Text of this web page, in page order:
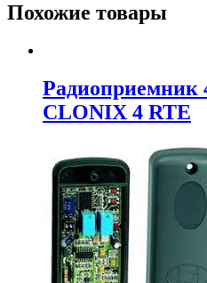
Похожие товары
Радиоприемник
CLONIX 4 RTE